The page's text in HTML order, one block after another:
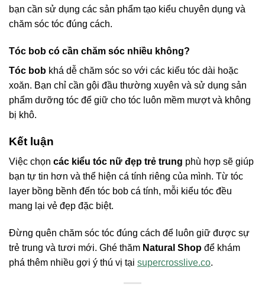
bạn cần sử dụng các sản phẩm tạo kiểu chuyên dụng và
chăm sóc tóc đúng cách.
Tóc bob có cần chăm sóc nhiều không?
Tóc bob khá dễ chăm sóc so với các kiểu tóc dài hoặc
xoăn. Bạn chỉ cần gội đầu thường xuyên và sử dụng sản
phẩm dưỡng tóc để giữ cho tóc luôn mềm mượt và không
bị khô.
Kết luận
Việc chọn các kiểu tóc nữ đẹp trẻ trung phù hợp sẽ giúp
bạn tự tin hơn và thể hiện cá tính riêng của mình. Từ tóc
layer bồng bềnh đến tóc bob cá tính, mỗi kiểu tóc đều
mang lại vẻ đẹp đặc biệt.
Đừng quên chăm sóc tóc đúng cách để luôn giữ được sự
trẻ trung và tươi mới. Ghé thăm Natural Shop để khám
phá thêm nhiều gợi ý thú vị tại supercrosslive.co.